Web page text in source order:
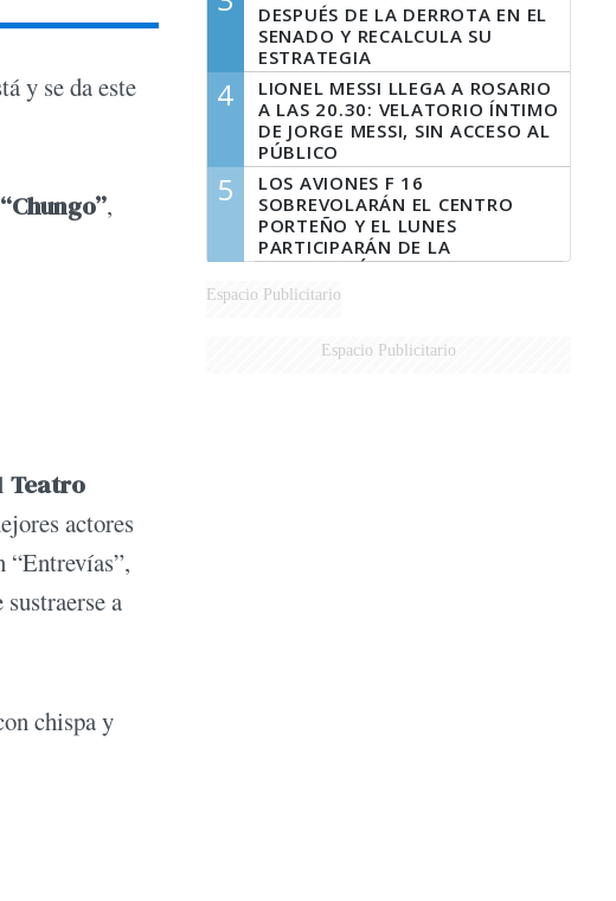
y se da este
“Chungo”,
Teatro
actores
“Entrevías”,
a
chispa y
DESPUÉS DE LA DERROTA EN EL
SENADO Y RECALCULA SU
ESTRATEGIA
4
LIONEL MESSI LLEGA A ROSARIO
A LAS 20.30: VELATORIO ÍNTIMO
DE JORGE MESSI, SIN ACCESO AL
PÚBLICO
5
LOS AVIONES F 16
SOBREVOLARÁN EL CENTRO
PORTEÑO Y EL LUNES
PARTICIPARÁN DE LA
CELEBRACIÓN DE LA FUERZA
AÉREA
Espacio Publicitario
Espacio Publicitario